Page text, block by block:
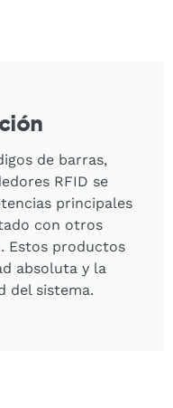
de barras,
RFID se
principales
con otros
Estos productos
absoluta y la
del sistema.